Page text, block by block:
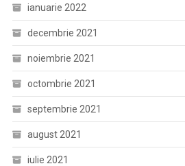
ianuarie 2022
decembrie 2021
noiembrie 2021
octombrie 2021
septembrie 2021
august 2021
iulie 2021